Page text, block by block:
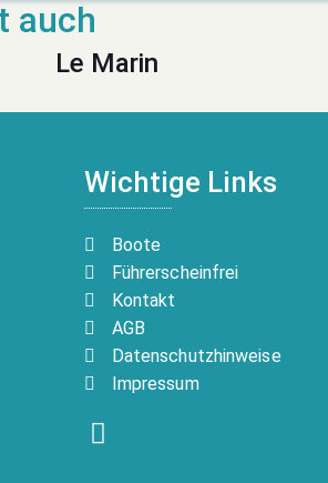
Le Marin
Wichtige Links
Boote
Führerscheinfrei
Kontakt
AGB
Datenschutzhinweise
Impressum